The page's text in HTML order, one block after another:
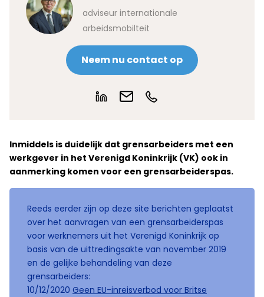
adviseur internationale
arbeidsmobilteit
Neem nu contact op
Inmiddels is duidelijk dat grensarbeiders met een
werkgever in het Verenigd Koninkrijk (VK) ook in
aanmerking komen voor een grensarbeiderspas.
Reeds eerder zijn op deze site berichten geplaatst
over het aanvragen van een grensarbeiderspas
voor werknemers uit het Verenigd Koninkrijk op
basis van de uittredingsakte van november 2019
en de gelijke behandeling van deze
grensarbeiders:
10/12/2020 Geen EU-inreisverbod voor Britse